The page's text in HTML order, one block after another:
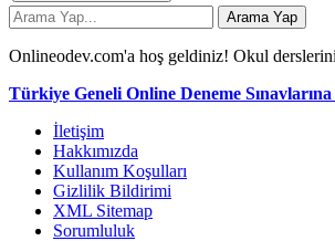
Onlineodev.com'a hoş geldiniz! Okul
Türkiye Geneli Online Deneme Sınavlarına
İletişim
Hakkımızda
Kullanım Koşulları
Gizlilik Bildirimi
XML Sitemap
Sorumluluk